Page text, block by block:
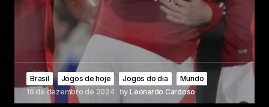
Brasil Jogos de hoje Jogos do dia
Mundo
18 de dezembro de 2024
by Leonardo Cardoso